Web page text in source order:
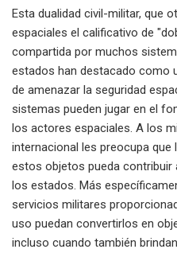
Esta dualidad civil-militar, que
espaciales el calificativo de
compartida por muchos
estados han destacado como
de amenazar la seguridad
sistemas pueden jugar en el
los actores espaciales. A los
internacional les preocupa que
estos objetos pueda contribuir
los estados. Más
servicios militares
uso puedan convertirlos en
incluso cuando también